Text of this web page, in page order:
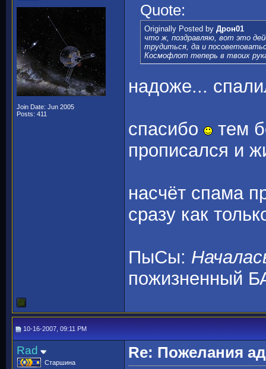
Join Date: Jun 2005
Posts: 411
Quote:
Originally Posted by Дрон01
что ж, поздравляю, вот это
трудиться, да и
Космофлот теперь в твоих
надоже...
спасибо
тем
прописался и
насчёт спама
сразу как
ПыСы:
пожизненный
10-16-2007, 09:11 PM
Rad
Старшина
Re: Пожелания